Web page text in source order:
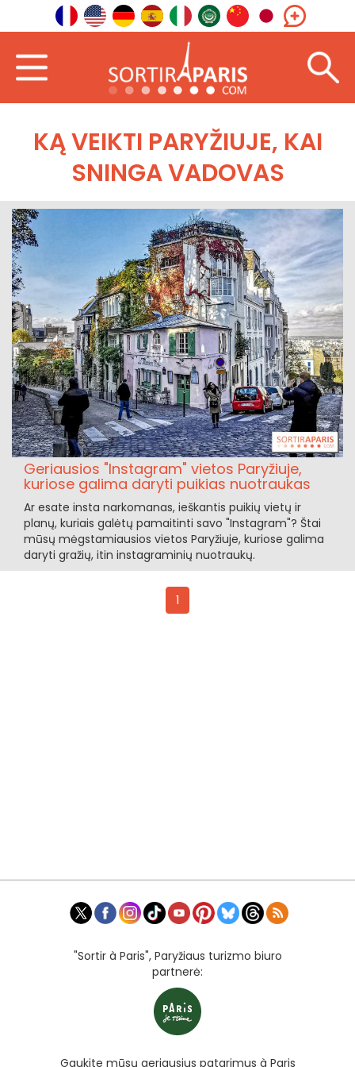
KĄ VEIKTI PARYŽIUJE, KAI
SNINGA VADOVAS
Geriausios "Instagram" vietos Paryžiuje,
kuriose galima daryti puikias nuotraukas
Ar esate insta narkomanas, ieškantis puikių vietų ir
planų, kuriais galėtų pamaitinti savo "Instagram"? Štai
mūsų mėgstamiausios vietos Paryžiuje, kuriose galima
daryti gražių, itin instagraminių nuotraukų.
1
"Sortir à Paris", Paryžiaus turizmo biuro
partnerė:
Gaukite mūsų geriausius patarimus à Paris